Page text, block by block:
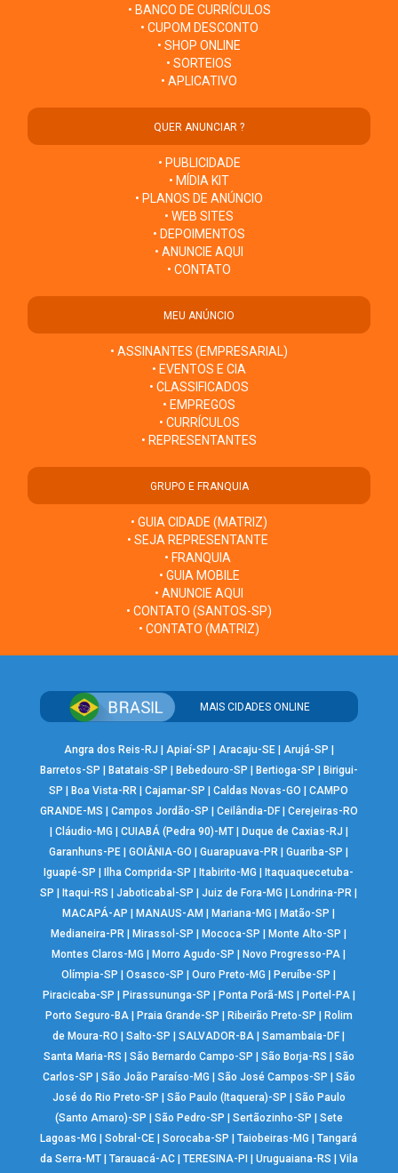
• BANCO DE CURRÍCULOS
• CUPOM DESCONTO
• SHOP ONLINE
• SORTEIOS
• APLICATIVO
QUER ANUNCIAR ?
• PUBLICIDADE
• MÍDIA KIT
• PLANOS DE ANÚNCIO
• WEB SITES
• DEPOIMENTOS
• ANUNCIE AQUI
• CONTATO
MEU ANÚNCIO
• ASSINANTES (EMPRESARIAL)
• EVENTOS E CIA
• CLASSIFICADOS
• EMPREGOS
• CURRÍCULOS
• REPRESENTANTES
GRUPO E FRANQUIA
• GUIA CIDADE (MATRIZ)
• SEJA REPRESENTANTE
• FRANQUIA
• GUIA MOBILE
• ANUNCIE AQUI
• CONTATO (SANTOS-SP)
• CONTATO (MATRIZ)
MAIS CIDADES ONLINE
Angra dos Reis-RJ | Apiaí-SP | Aracaju-SE| Arujá-SP |
Barretos-SP | Batatais-SP | Bebedouro-SP | Bertioga-SP | Birigui-
SP |Boa Vista-RR |Cajamar-SP |Caldas Novas-GO |CAMPO
GRANDE-MS | Campos Jordão-SP | Ceilândia-DF| Cerejeiras-RO
| Cláudio-MG | CUIABÁ (Pedra 90)-MT| Duque de Caxias-RJ |
Garanhuns-PE |GOIÂNIA-GO |Guarapuava-PR |Guariba-SP |
Iguapé-SP |Ilha Comprida-SP |Itabirito-MG |Itaquaquecetuba-
SP |Itaqui-RS |Jaboticabal-SP |Juiz de Fora-MG |Londrina-PR |
MACAPÁ-AP |MANAUS-AM |Mariana-MG |Matão-SP |
Medianeira-PR |Mirassol-SP |Mococa-SP |Monte Alto-SP |
Montes Claros-MG |Morro Agudo-SP |Novo Progresso-PA |
Olímpia-SP |Osasco-SP |Ouro Preto-MG |Peruíbe-SP |
Piracicaba-SP | Pirassununga-SP | Ponta Porã-MS | Portel-PA|
Porto Seguro-BA| Praia Grande-SP | Ribeirão Preto-SP | Rolim
de Moura-RO |Salto-SP |SALVADOR-BA |Samambaia-DF |
Santa Maria-RS | São Bernardo Campo-SP | São Borja-RS | São
Carlos-SP | São João Paraíso-MG | São José Campos-SP | São
José do Rio Preto-SP | São Paulo (Itaquera)-SP | São Paulo
(Santo Amaro)-SP | São Pedro-SP | Sertãozinho-SP | Sete
Lagoas-MG |Sobral-CE |Sorocaba-SP |Taiobeiras-MG |Tangará
da Serra-MT| Tarauacá-AC| TERESINA-PI | Uruguaiana-RS | Vila